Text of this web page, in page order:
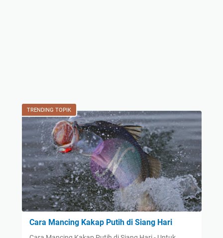
TRENDING TOPIK
Cara Mancing Kakap Putih di Siang Hari